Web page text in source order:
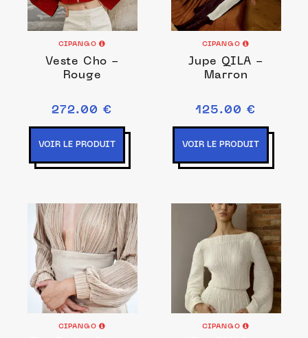
CIPANGO
Veste Cho -
Rouge
272.00 €
VOIR LE PRODUIT
CIPANGO
Jupe QILA -
Marron
125.00 €
VOIR LE PRODUIT
CIPANGO CIPANGO